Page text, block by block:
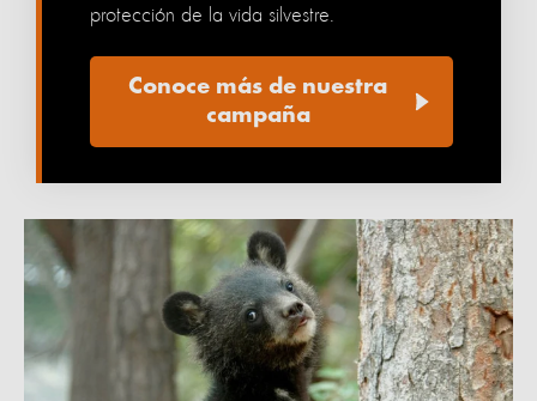
protección de la vida silvestre.
Conoce más de nuestra
campaña